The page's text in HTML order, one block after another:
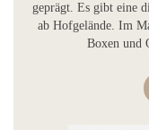
geprägt. Es gibt eine
ab Hofgelände. Im
Boxen und